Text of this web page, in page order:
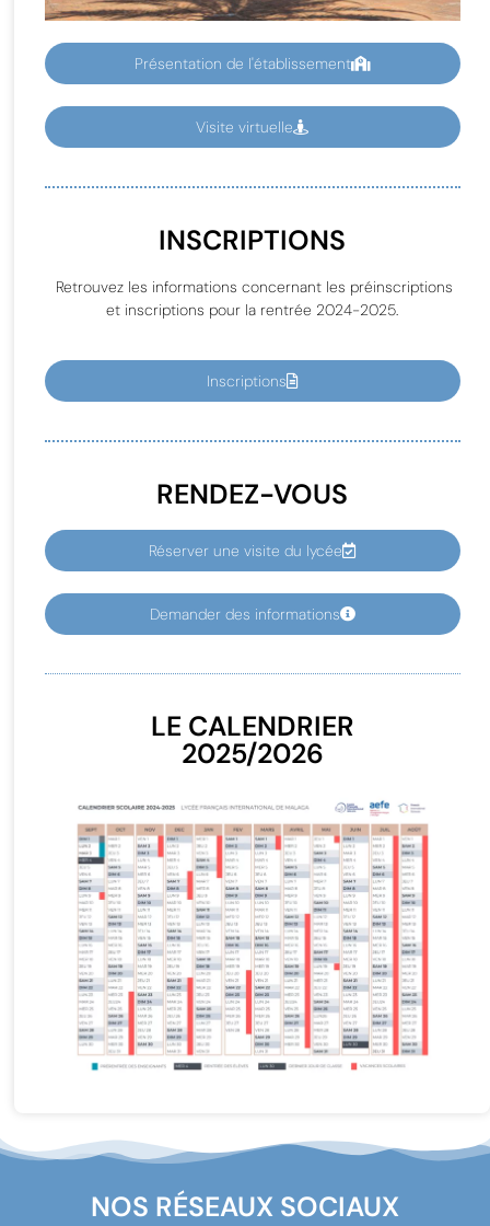
Présentation de l'établissement
Visite virtuelle
INSCRIPTIONS
Retrouvez les informations concernant les préinscriptions
et inscriptions pour la rentrée 2024-2025.
Inscriptions
RENDEZ-VOUS
Réserver une visite du lycée
Demander des informations
LE CALENDRIER
2025/2026
NOS RÉSEAUX SOCIAUX